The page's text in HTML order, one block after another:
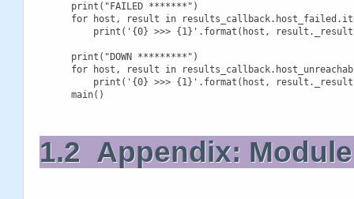
print("FAILED *******")
for host, result in
print('{0} >>> {1}'.format(host,
print("DOWN *********")
for host, result in
print('{0} >>> {1}'.format(host,
main()
1.2 Appendix: